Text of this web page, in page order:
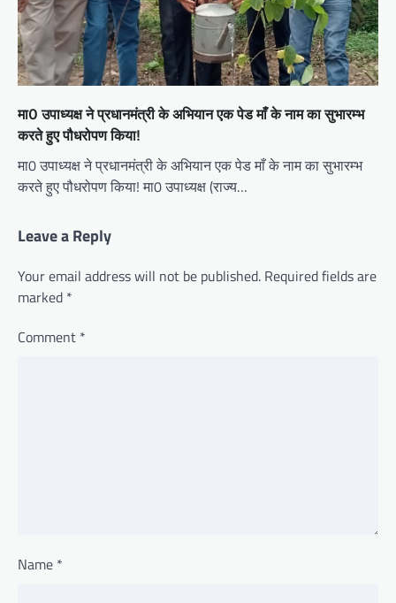
मा0 उपाध्यक्ष ने प्रधानमंत्री के अभियान एक पेड माँ के नाम का सुभारम्भ
करते हुए पौधरोपण किया!
मा0 उपाध्यक्ष ने प्रधानमंत्री के अभियान एक पेड माँ के नाम का सुभारम्भ
करते हुए पौधरोपण किया! मा0 उपाध्यक्ष (राज्य…
Leave a Reply
Your email address will not be published. Required fields are
marked *
Comment *
Name *